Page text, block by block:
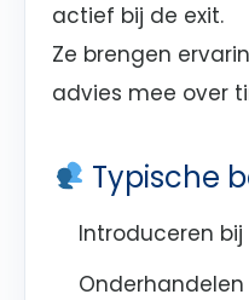
actief bij de exit.
Ze brengen
advies mee over
Typische
Introduceren